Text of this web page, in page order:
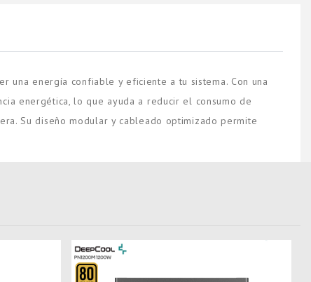
una energía confiable y eficiente a tu sistema. Con una
energética, lo que ayuda a reducir el consumo de
Su diseño modular y cableado optimizado permite